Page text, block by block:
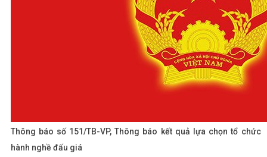
Thông báo số 151/TB-VP, Thông báo kết quả lựa chọn tổ chức
hành nghề đấu giá